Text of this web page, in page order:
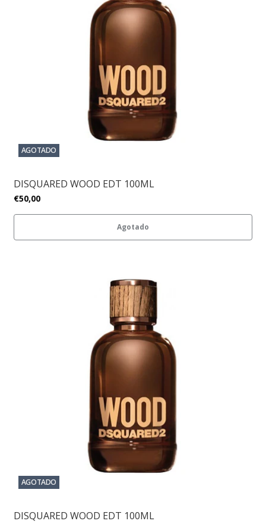
AGOTADO
DISQUARED WOOD EDT 100ML
€50,00
Agotado
AGOTADO
DISQUARED WOOD EDT 100ML